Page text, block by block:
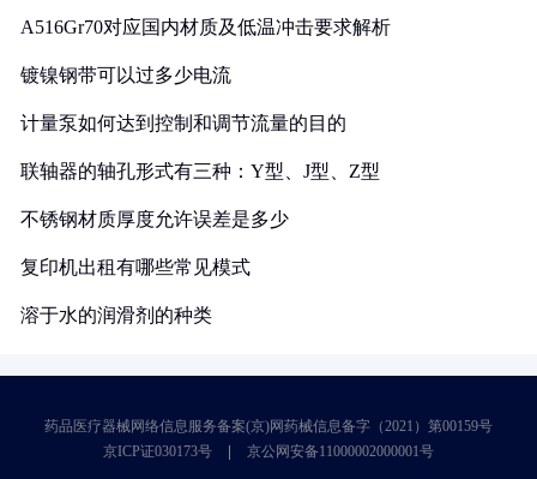
A516Gr70对应国内材质及低温冲击要求解析
镀镍钢带可以过多少电流
计量泵如何达到控制和调节流量的目的
联轴器的轴孔形式有三种：Y型、J型、Z型
不锈钢材质厚度允许误差是多少
复印机出租有哪些常见模式
溶于水的润滑剂的种类
药品医疗器械网络信息服务备案(京)网药械信息备字（2021）第00159号
京ICP证030173号
京公网安备11000002000001号